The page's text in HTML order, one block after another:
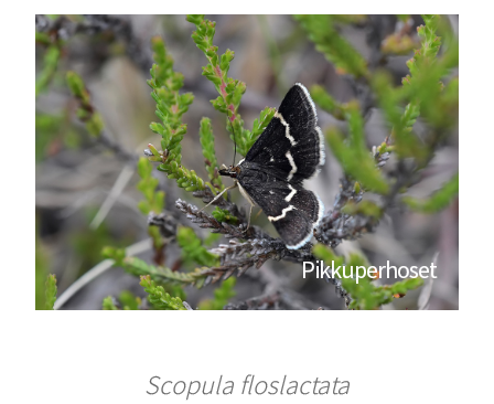
Pikkuperhoset
Scopula floslactata